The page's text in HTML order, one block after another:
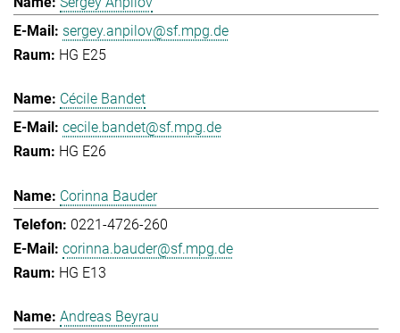
sergey.anpilov@sf.mpg.de
HG E25
Cécile Bandet
cecile.bandet@sf.mpg.de
HG E26
Corinna Bauder
0221-4726-260
corinna.bauder@sf.mpg.de
HG E13
Andreas Beyrau